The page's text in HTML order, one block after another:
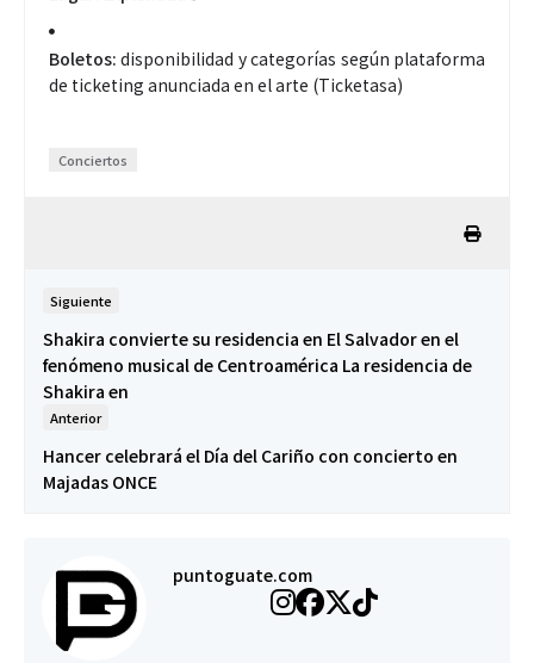
Boletos: disponibilidad y categorías según plataforma
de ticketing anunciada en el arte (Ticketasa)
Conciertos
Siguiente
Shakira convierte su residencia en El Salvador en el
fenómeno musical de Centroamérica La residencia de
Shakira en
Anterior
Hancer celebrará el Día del Cariño con concierto en
Majadas ONCE
puntoguate.com